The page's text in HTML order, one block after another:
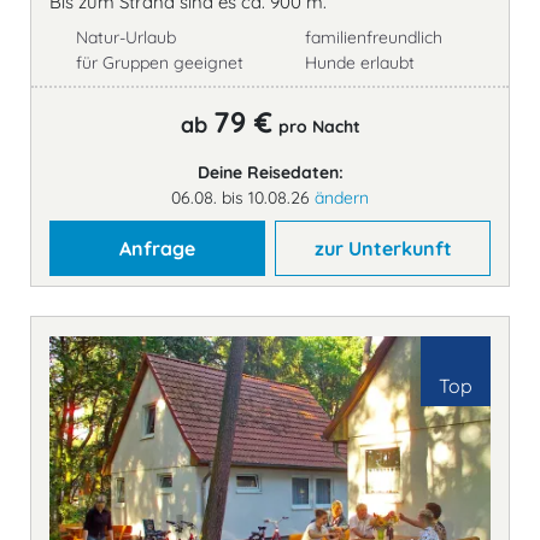
Natur-Urlaub
für Gruppen geeignet
familienfreundlich
Hunde erlaubt
ab 79 € pro Nacht
Deine Reisedaten:
06.08. bis 10.08.26 ändern
Anfrage zur Unterkunft
Top